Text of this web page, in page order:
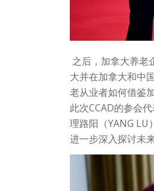
之后，加拿大养老
大并在加拿大和中
老从业者如何借鉴
此次CCAD的参会
理路阳（YANG LU
进一步深入探讨未